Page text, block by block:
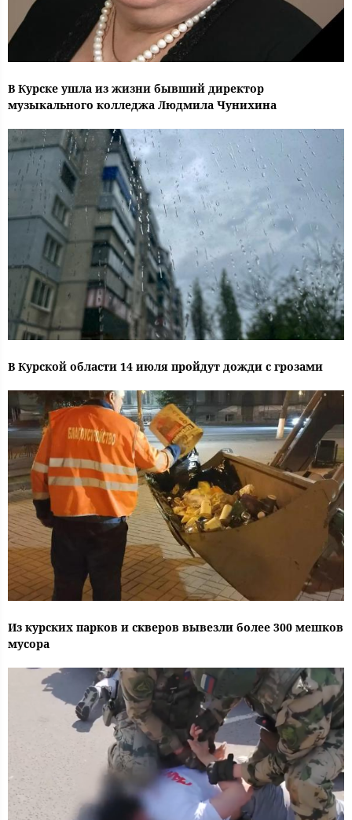
В Курске ушла из жизни бывший директор
музыкального колледжа Людмила Чунихина
В Курской области 14 июля пройдут дожди с грозами
Из курских парков и скверов вывезли более 300 мешков
мусора